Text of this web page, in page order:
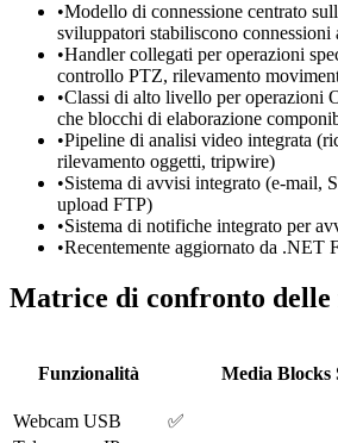
•Modello di connessione centrato
sviluppatori stabiliscono connessioni
•Handler collegati per operazioni
controllo PTZ, rilevamento
•Classi di alto livello per operazioni
che blocchi di elaborazione
•Pipeline di analisi video integrata
rilevamento oggetti, tripwire)
•Sistema di avvisi integrato (e-mail,
upload FTP)
•Sistema di notifiche integrato per
•Recentemente aggiornato da .NET
Matrice di confronto
Funzionalità Media Blocks
Webcam USB ✅